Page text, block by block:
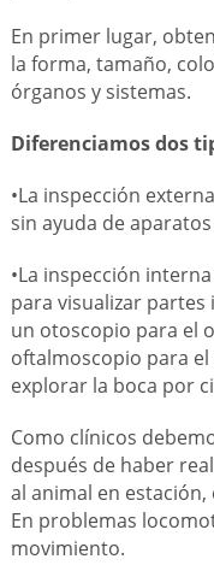
En primer lugar,
la forma, tamaño,
órganos y sistemas.
Diferenciamos dos
•La inspección
sin ayuda de
•La inspección
para visualizar
un otoscopio para el
oftalmoscopio para
explorar la boca por
Como clínicos
después de haber
al animal en
En problemas
movimiento.